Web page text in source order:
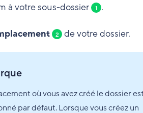
à votre sous-dossier 1 .
2 de votre dossier.
où vous avez créé le dossier
par défaut. Lorsque vous créez un